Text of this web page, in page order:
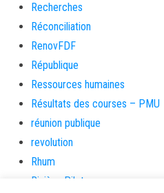
Recherches
Réconciliation
RenovFDF
République
Ressources humaines
Résultats des courses – PMU
réunion publique
revolution
Rhum
Rivière-Pilote